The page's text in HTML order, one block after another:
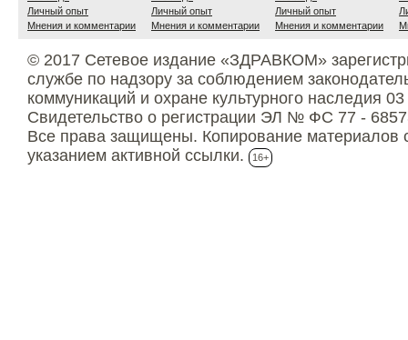
Личный опыт
Мнения и комментарии
Личный опыт
Мнения и комментарии
Личный опыт
Мнения и комментарии
© 2017 Сетевое издание «ЗДРАВКОМ»
службе по надзору за соблюдением
коммуникаций и охране культурного наследия
Свидетельство о регистрации ЭЛ № ФС 77 -
Все права защищены. Копирование материалов
указанием активной ссылки.
16+